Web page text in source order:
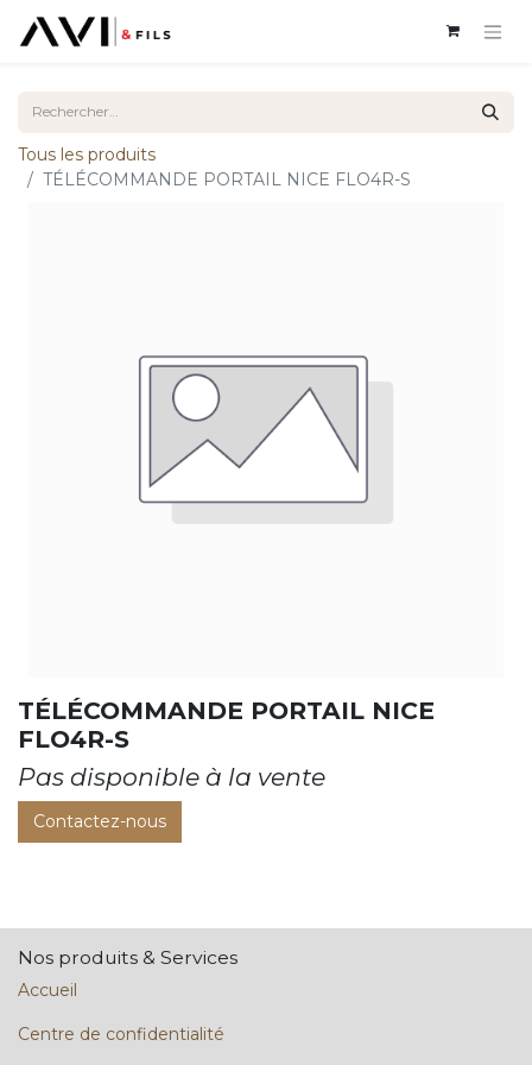
Tous les produits
TÉLÉCOMMANDE PORTAIL NICE FLO4R-S
TÉLÉCOMMANDE PORTAIL NICE
FLO4R-S
Pas disponible à la vente
Contactez-nous
Nos produits & Services
Accueil
Centre de confidentialité